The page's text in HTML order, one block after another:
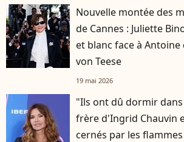
Nouvelle montée des
de Cannes : Juliette
et blanc face à Antoine
von Teese
19 mai 2026
"Ils ont dû dormir
frère d'Ingrid Chauvin
cernés par les